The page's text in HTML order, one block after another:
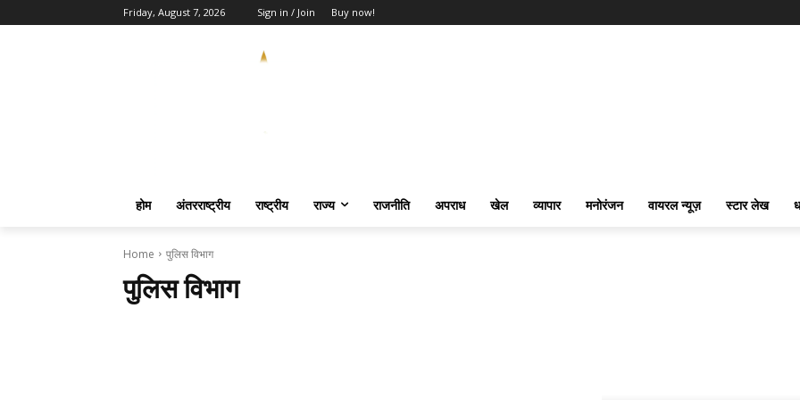
Friday, August 7, 2026 Sign in / Join Buy now!
होम अंतरराष्ट्रीय राष्ट्रीय राज्य राजनीति अपराध खेल व्यापार मनोरंजन वायरल न्यूज़ स्टार लेख
Home पुलिस विभाग
पुलिस विभाग